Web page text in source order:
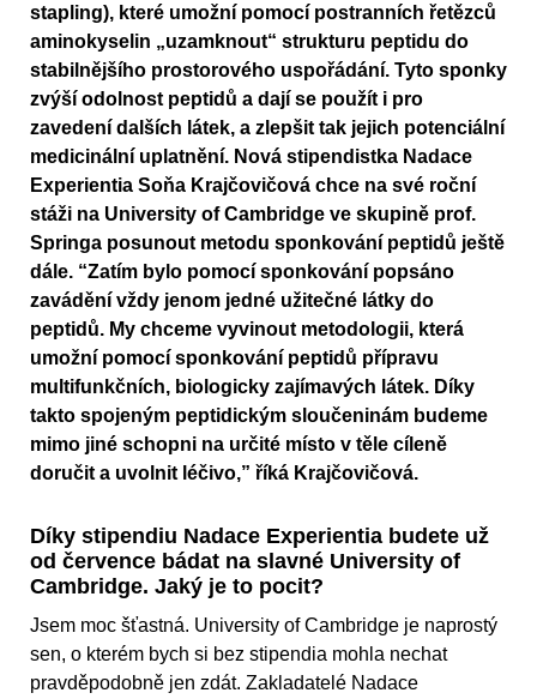
stapling), které umožní pomocí postranních řetězců
aminokyselin „uzamknout“ strukturu peptidu do
stabilnějšího prostorového uspořádání. Tyto sponky
zvýší odolnost peptidů a dají se použít i pro
zavedení dalších látek, a zlepšit tak jejich potenciální
medicinální uplatnění. Nová stipendistka Nadace
Experientia Soňa Krajčovičová chce na své roční
stáži na University of Cambridge ve skupině prof.
Springa posunout metodu sponkování peptidů ještě
dále. “Zatím bylo pomocí sponkování popsáno
zavádění vždy jenom jedné užitečné látky do
peptidů. My chceme vyvinout metodologii, která
umožní pomocí sponkování peptidů přípravu
multifunkčních, biologicky zajímavých látek. Díky
takto spojeným peptidickým sloučeninám budeme
mimo jiné schopni na určité místo v těle cíleně
doručit a uvolnit léčivo,” říká Krajčovičová.
Díky stipendiu Nadace Experientia budete už
od července bádat na slavné University of
Cambridge. Jaký je to pocit?
Jsem moc šťastná. University of Cambridge je naprostý
sen, o kterém bych si bez stipendia mohla nechat
pravděpodobně jen zdát. Zakladatelé Nadace